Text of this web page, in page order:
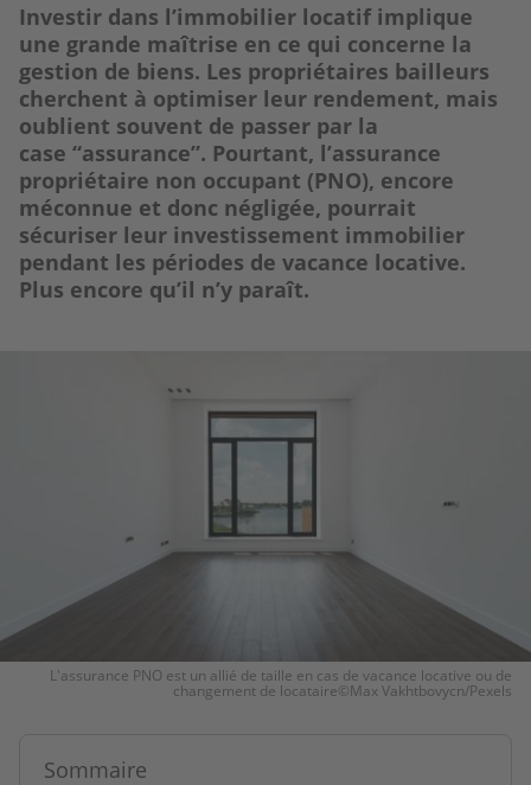
Investir dans l’immobilier locatif implique
une grande maîtrise en ce qui concerne la
gestion de biens. Les propriétaires bailleurs
cherchent à optimiser leur rendement, mais
oublient souvent de passer par la
case “assurance”. Pourtant, l’assurance
propriétaire non occupant (PNO), encore
méconnue et donc négligée, pourrait
sécuriser leur investissement immobilier
pendant les périodes de vacance locative.
Plus encore qu’il n’y paraît.
L'assurance PNO est un allié de taille en cas de vacance locative ou de
changement de locataire©Max Vakhtbovycn/Pexels
Sommaire